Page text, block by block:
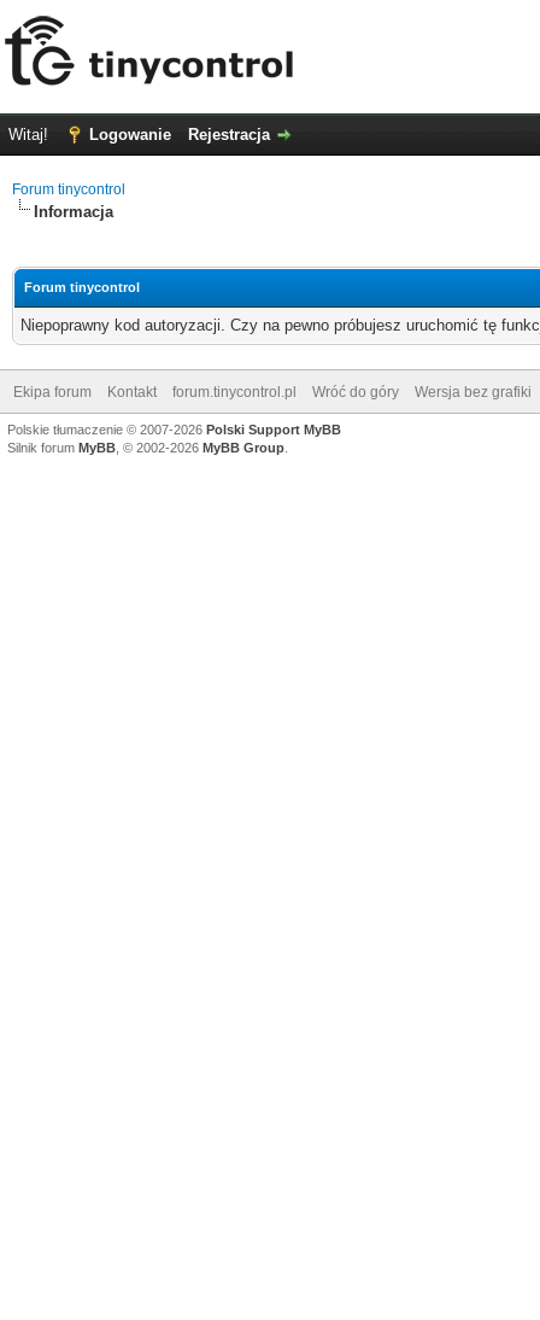
Witaj! Logowanie Rejestracja
Forum tinycontrol
Informacja
Forum tinycontrol
Niepoprawny kod autoryzacji. Czy na pewno próbujesz uruchomić tę
Ekipa forum Kontakt forum.tinycontrol.pl Wróć do góry Wersja bez grafiki
Polskie tłumaczenie © 2007-2026 Polski Support MyBB
Silnik forum MyBB , © 2002-2026 MyBB Group